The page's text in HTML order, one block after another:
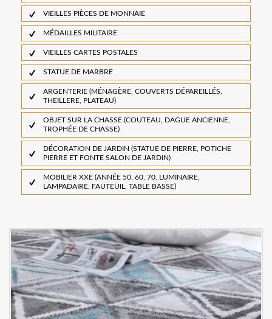
VIEILLES PIÈCES DE MONNAIE
MÉDAILLES MILITAIRE
VIEILLES CARTES POSTALES
STATUE DE MARBRE
ARGENTERIE (MÉNAGÈRE, COUVERTS DÉPAREILLÉS,
THEILLERE, PLATEAU)
OBJET SUR LA CHASSE (COUTEAU, DAGUE ANCIENNE,
TROPHÉE DE CHASSE)
DÉCORATION DE JARDIN (STATUE DE PIERRE, POTICHE
PIERRE ET FONTE SALON DE JARDIN)
MOBILIER XXE (ANNÉE 50, 60, 70, LUMINAIRE,
LAMPADAIRE, FAUTEUIL, TABLE BASSE)